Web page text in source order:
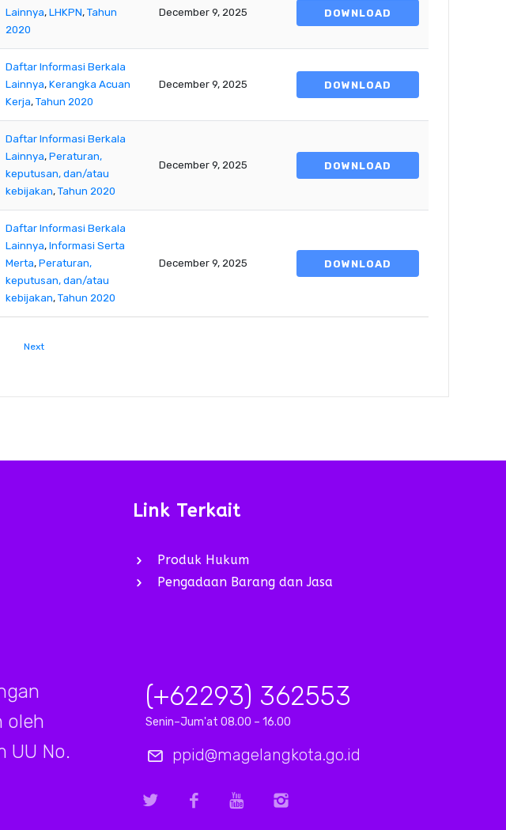
Lainnya, LHKPN, Tahun
2020
December 9, 2025 DOWNLOAD
Daftar Informasi Berkala
Lainnya, Kerangka Acuan
Kerja, Tahun 2020
December 9, 2025 DOWNLOAD
Daftar Informasi Berkala
Lainnya, Peraturan,
keputusan, dan/atau
kebijakan, Tahun 2020
December 9, 2025 DOWNLOAD
Daftar Informasi Berkala
Lainnya, Informasi Serta
Merta, Peraturan,
keputusan, dan/atau
kebijakan, Tahun 2020
December 9, 2025 DOWNLOAD
Next
Link Terkait
Produk Hukum
Pengadaan Barang dan Jasa
oleh
UU No.
(+62293) 362553
Senin–Jum'at 08.00 – 16.00
ppid@magelangkota.go.id